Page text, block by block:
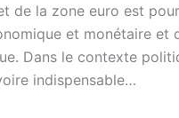
de la zone euro est
et monétaire
Dans le contexte
indispensable…